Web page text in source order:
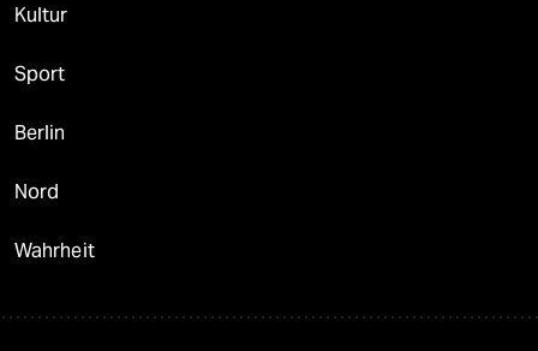
Kultur
Sport
Berlin
Nord
Wahrheit